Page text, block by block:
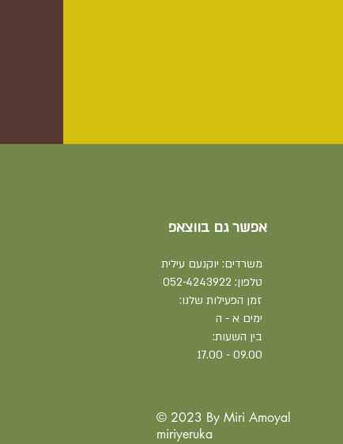
אפשר גם בווצאפ
משרדים: יוקנעם עילית
טלפון: 052-4243922
זמן הפעילות שלנו:
ימים א - ה
בין השעות:
09.00 - 17.00
© 2023 By Miri Amoyal
miriyeruka